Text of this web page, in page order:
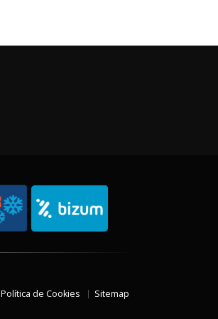
Política de Cookies Sitemap